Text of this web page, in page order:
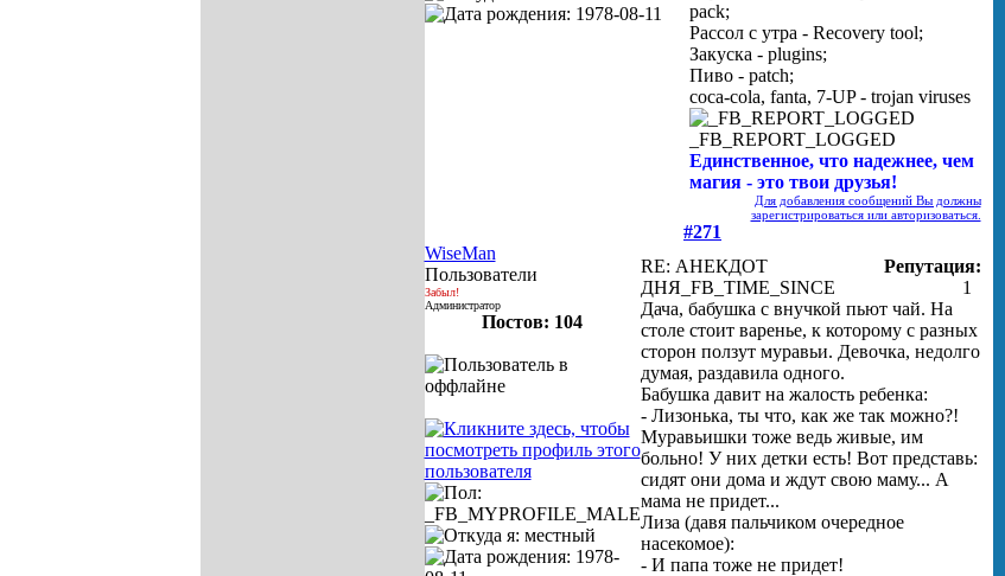
pack;
Рассол с утра - Recovery tool;
Закуска - plugins;
Пиво - patch;
coca-cola, fanta, 7-UP - trojan viruses
_FB_REPORT_LOGGED
Единственное, что надежнее, чем
магия - это твои друзья!
Для добавления сообщений Вы должны
зарегистрироваться или авторизоваться.
#271
WiseMan
Пользователи
Забыл!
Администратор
Постов: 104
RE: АНЕКДОТ
ДНЯ_FB_TIME_SINCE
Репутация:
1
Дача, бабушка с внучкой пьют чай. На
столе стоит варенье, к которому с разных
сторон ползут муравьи. Девочка, недолго
думая, раздавила одного.
Бабушка давит на жалость ребенка:
- Лизонька, ты что, как же так можно?!
Муравьишки тоже ведь живые, им
больно! У них детки есть! Вот представь:
сидят они дома и ждут свою маму... А
мама не придет...
Лиза (давя пальчиком очередное
насекомое):
- И папа тоже не придет!